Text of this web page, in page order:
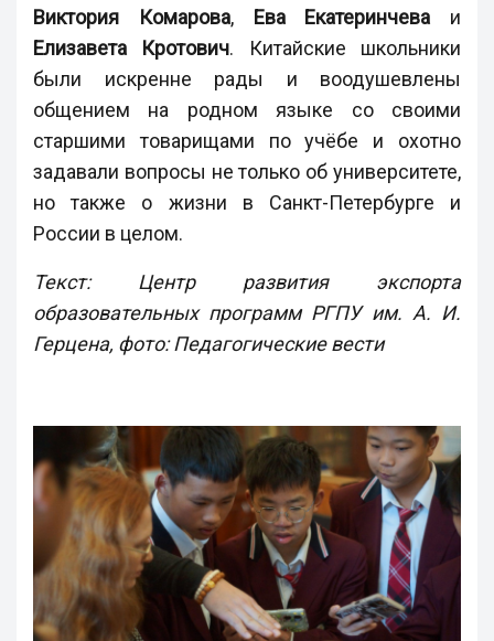
Виктория Комарова, Ева Екатеринчева и
Елизавета Кротович. Китайские школьники
были искренне рады и воодушевлены
общением на родном языке со своими
старшими товарищами по учёбе и охотно
задавали вопросы не только об университете,
но также о жизни в Санкт-Петербурге и
России в целом.
Текст: Центр развития экспорта
образовательных программ РГПУ им. А. И.
Герцена, фото: Педагогические вести